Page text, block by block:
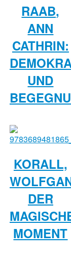
RAAB,
ANN
CATHRIN:
UND
KORALL,
DER
MOMENT